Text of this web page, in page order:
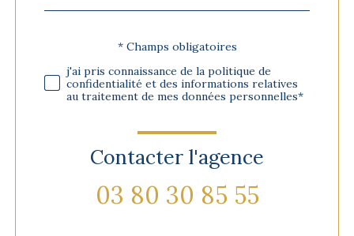
défaut
Validation* Champs obligatoires
j'ai pris connaissance de la politique de
confidentialité et des informations relatives
au traitement de mes données personnelles*
Contacter l'agence
03 80 30 85 55